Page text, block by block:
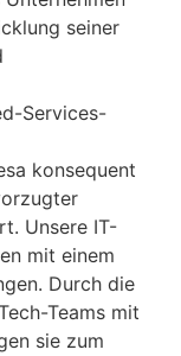
seiner
Services-
konsequent
Unsere IT-
mit einem
Durch die
Teams mit
sie zum